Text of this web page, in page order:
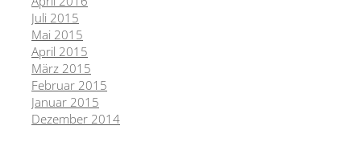
Juli 2015
Mai 2015
April 2015
März 2015
Februar 2015
Januar 2015
Dezember 2014